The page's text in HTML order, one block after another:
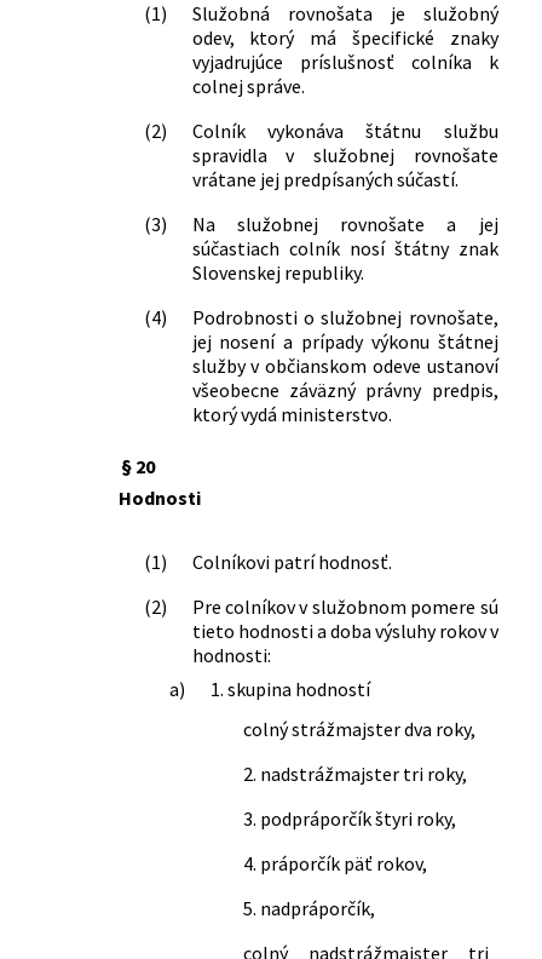
(1)
Služobná rovnošata je služobný
odev, ktorý má špecifické znaky
vyjadrujúce príslušnosť colníka k
colnej správe.
(2)
Colník vykonáva štátnu službu
spravidla v služobnej rovnošate
vrátane jej predpísaných súčastí.
(3)
Na služobnej rovnošate a jej
súčastiach colník nosí štátny znak
Slovenskej republiky.
(4)
Podrobnosti o služobnej rovnošate,
jej nosení a prípady výkonu štátnej
služby v občianskom odeve ustanoví
všeobecne záväzný právny predpis,
ktorý vydá ministerstvo.
§ 20
Hodnosti
(1)
Colníkovi patrí hodnosť.
(2)
Pre colníkov v služobnom pomere sú
tieto hodnosti a doba výsluhy rokov v
hodnosti:
a)
1. skupina hodností
colný strážmajster dva roky,
2. nadstrážmajster tri roky,
3. podpráporčík štyri roky,
4. práporčík päť rokov,
5. nadpráporčík,
colný nadstrážmajster tri